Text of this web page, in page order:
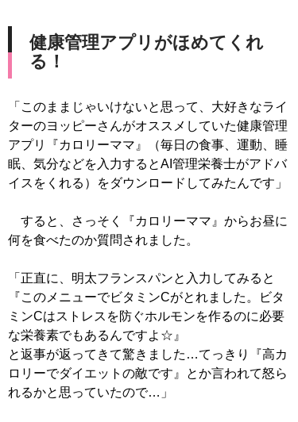
健康管理アプリがほめてくれ
る！
「このままじゃいけないと思って、大好きなライ
ターのヨッピーさんがオススメしていた健康管理
アプリ『カロリーママ』（毎日の食事、運動、睡
眠、気分などを入力するとAI管理栄養士がアドバ
イスをくれる）をダウンロードしてみたんです」
すると、さっそく『カロリーママ』からお昼に
何を食べたのか質問されました。
「正直に、明太フランスパンと入力してみると
『このメニューでビタミンCがとれました。ビタ
ミンCはストレスを防ぐホルモンを作るのに必要
な栄養素でもあるんですよ☆』
と返事が返ってきて驚きました…てっきり『高カ
ロリーでダイエットの敵です』とか言われて怒ら
れるかと思っていたので…」